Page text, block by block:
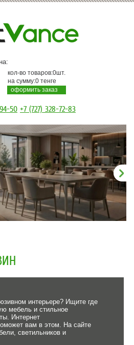
кол-во товаров:0шт.
на сумму:0 тенге
оформить заказ
50 +7 (727) 328-72-83
интерьере? Ищите где
мебель и стильное
Интернет
вам в этом. На сайте
светильников и